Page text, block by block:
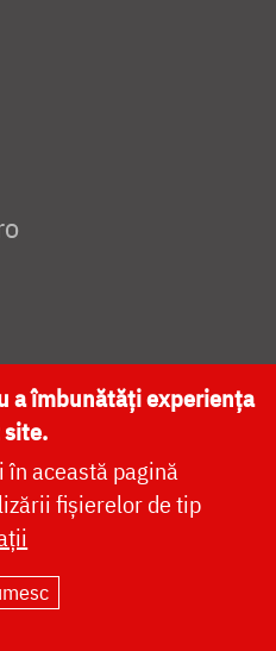
NAȚIONALĂ
MEDIA
| ©
a îmbunătăți experiența
site.
această pagină
fișierelor de tip